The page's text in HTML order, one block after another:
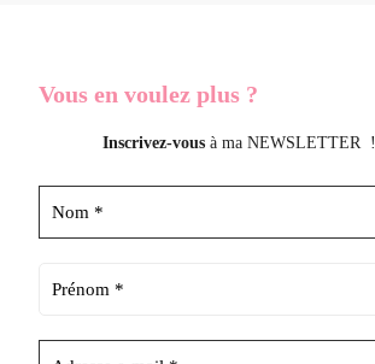
Vous en voulez plus ?
Inscrivez-vous à ma NEWSLETTER !